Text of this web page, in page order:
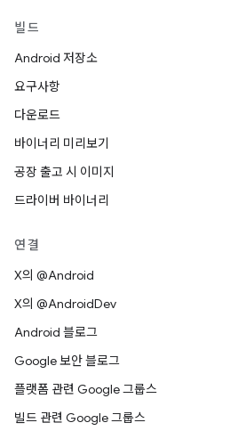
빌드
Android 저장소
요구사항
다운로드
바이너리 미리보기
공장 출고 시 이미지
드라이버 바이너리
연결
X의 @Android
X의 @AndroidDev
Android 블로그
Google 보안 블로그
플랫폼 관련 Google 그룹스
빌드 관련 Google 그룹스